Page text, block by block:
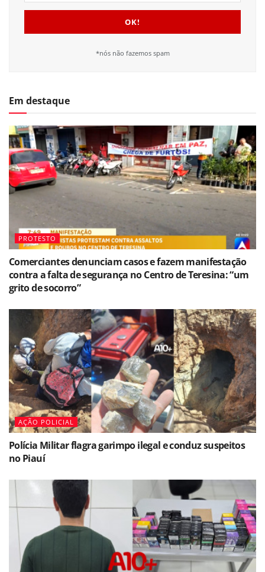
*nós não fazemos spam
Em destaque
PROTESTO
Comerciantes denunciam casos e fazem manifestação
contra a falta de segurança no Centro de Teresina: “um
grito de socorro”
AÇÃO POLICIAL
Polícia Militar flagra garimpo ilegal e conduz suspeitos
no Piauí